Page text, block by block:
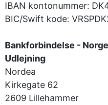
IBAN kontonummer:
BIC/Swift kode:
Bankforbindelse -
Udlejning
Nordea
Kirkegate 62
2609 Lillehammer